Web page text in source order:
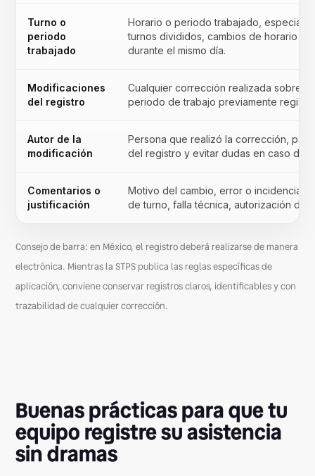
Turno o
periodo
trabajado
Horario o periodo trabajado,
turnos divididos, cambios de horario o
durante el mismo día.
Modificaciones
del registro
Cualquier corrección realizada sobre
periodo de trabajo previamente
Autor de la
modificación
Persona que realizó la corrección,
del registro y evitar dudas en caso de
Comentarios o
justificación
Motivo del cambio, error o incidencia:
de turno, falla técnica, autorización de
Consejo de barra: en México, el registro deberá realizarse de manera
electrónica. Mientras la STPS publica las reglas específicas de
aplicación, conviene conservar registros claros, identificables y con
trazabilidad de cualquier corrección.
Buenas prácticas para que tu
equipo registre su asistencia
sin dramas